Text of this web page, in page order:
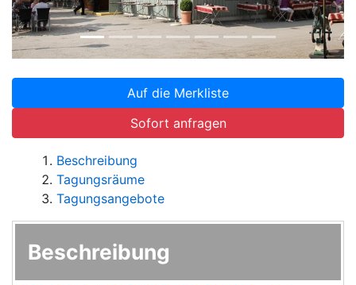
Auf die Merkliste
Sofort anfragen
Beschreibung
Tagungsräume
Tagungsangebote
Beschreibung